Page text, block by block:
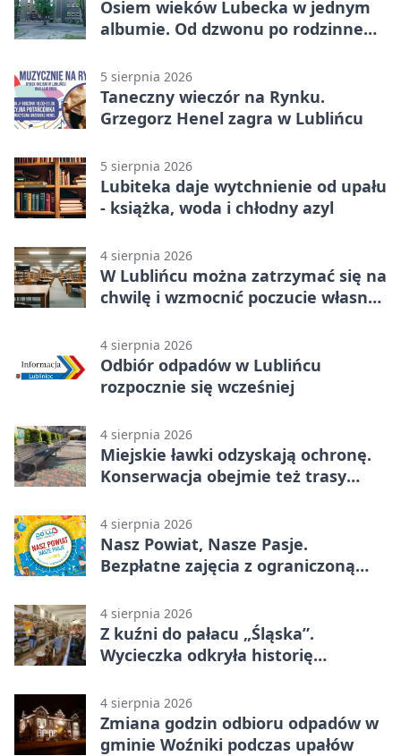
Osiem wieków Lubecka w jednym
albumie. Od dzwonu po rodzinne
5 sierpnia 2026
Taneczny wieczór na Rynku.
Grzegorz Henel zagra w Lublińcu
5 sierpnia 2026
Lubiteka daje wytchnienie od upału
- książka, woda i chłodny azyl
4 sierpnia 2026
W Lublińcu można zatrzymać się na
chwilę i wzmocnić poczucie własnej
4 sierpnia 2026
Odbiór odpadów w Lublińcu
rozpocznie się wcześniej
4 sierpnia 2026
Miejskie ławki odzyskają ochronę.
Konserwacja obejmie też trasy
4 sierpnia 2026
Nasz Powiat, Nasze Pasje.
Bezpłatne zajęcia z ograniczoną
4 sierpnia 2026
Z kuźni do pałacu „Śląska”.
Wycieczka odkryła historię
4 sierpnia 2026
Zmiana godzin odbioru odpadów w
gminie Woźniki podczas upałów